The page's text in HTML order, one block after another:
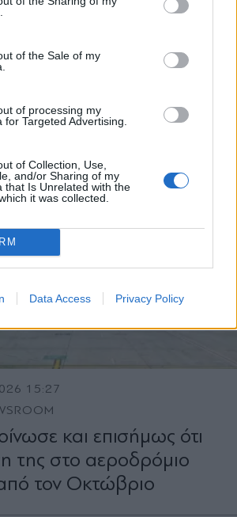
of the Sale of my
of processing my
for Targeted Advertising.
of Collection, Use,
and/or Sharing of my
that Is Unrelated with the
it was collected.
Data Access Privacy Policy
19:39
και προσχηματικοί οι
η Fraport για το κλείσιμο
Θεσσαλονίκη
15:27
και επισήμως ότι
της στο αεροδρόμιο
τον Οκτώβριο
τους
πολιτική απορρήτου
X